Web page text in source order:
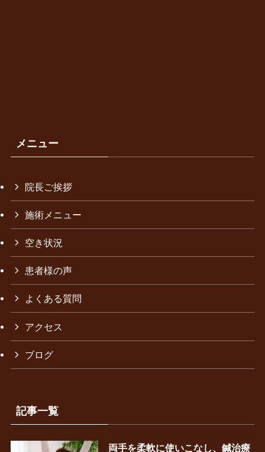
メニュー
院長ご挨拶
施術メニュー
空き状況
患者様の声
よくある質問
アクセス
ブログ
記事一覧
両手を柔軟に使いこなし、鍼治療